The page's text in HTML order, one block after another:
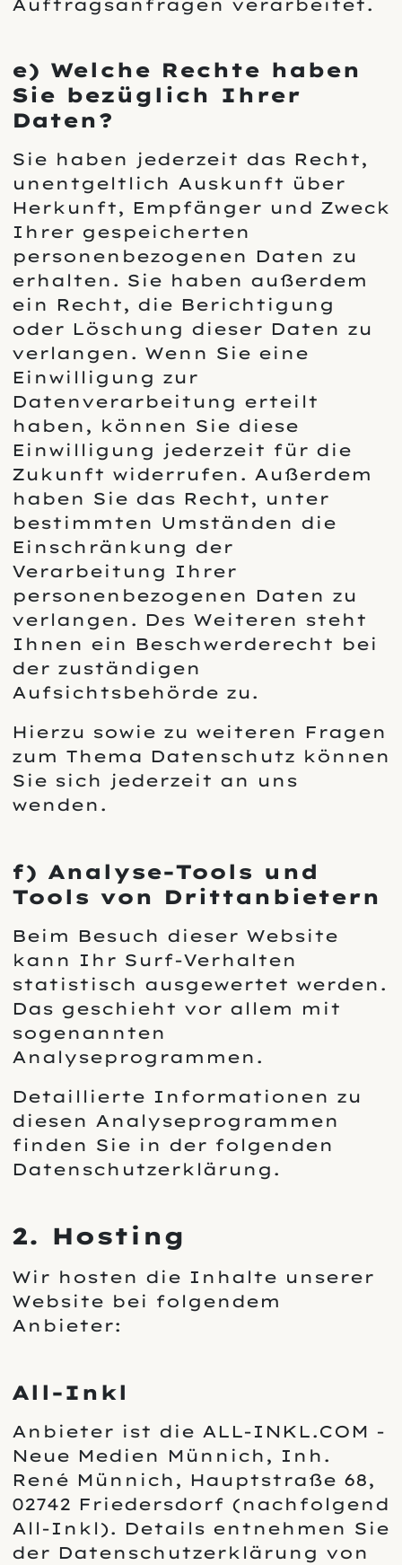
Auftragsanfragen verarbeitet.
e) Welche Rechte haben
Sie bezüglich Ihrer
Daten?
Sie haben jederzeit das Recht,
unentgeltlich Auskunft über
Herkunft, Empfänger und Zweck
Ihrer gespeicherten
personenbezogenen Daten zu
erhalten. Sie haben außerdem
ein Recht, die Berichtigung
oder Löschung dieser Daten zu
verlangen. Wenn Sie eine
Einwilligung zur
Datenverarbeitung erteilt
haben, können Sie diese
Einwilligung jederzeit für die
Zukunft widerrufen. Außerdem
haben Sie das Recht, unter
bestimmten Umständen die
Einschränkung der
Verarbeitung Ihrer
personenbezogenen Daten zu
verlangen. Des Weiteren steht
Ihnen ein Beschwerderecht bei
der zuständigen
Aufsichtsbehörde zu.
Hierzu sowie zu weiteren Fragen
zum Thema Datenschutz können
Sie sich jederzeit an uns
wenden.
f) Analyse-Tools und
Tools von Drittanbietern
Beim Besuch dieser Website
kann Ihr Surf-Verhalten
statistisch ausgewertet werden.
Das geschieht vor allem mit
sogenannten
Analyseprogrammen.
Detaillierte Informationen zu
diesen Analyseprogrammen
finden Sie in der folgenden
Datenschutzerklärung.
2. Hosting
Wir hosten die Inhalte unserer
Website bei folgendem
Anbieter:
All-Inkl
Anbieter ist die ALL-INKL.COM -
Neue Medien Münnich, Inh.
René Münnich, Hauptstraße 68,
02742 Friedersdorf (nachfolgend
All-Inkl). Details entnehmen Sie
der Datenschutzerklärung von